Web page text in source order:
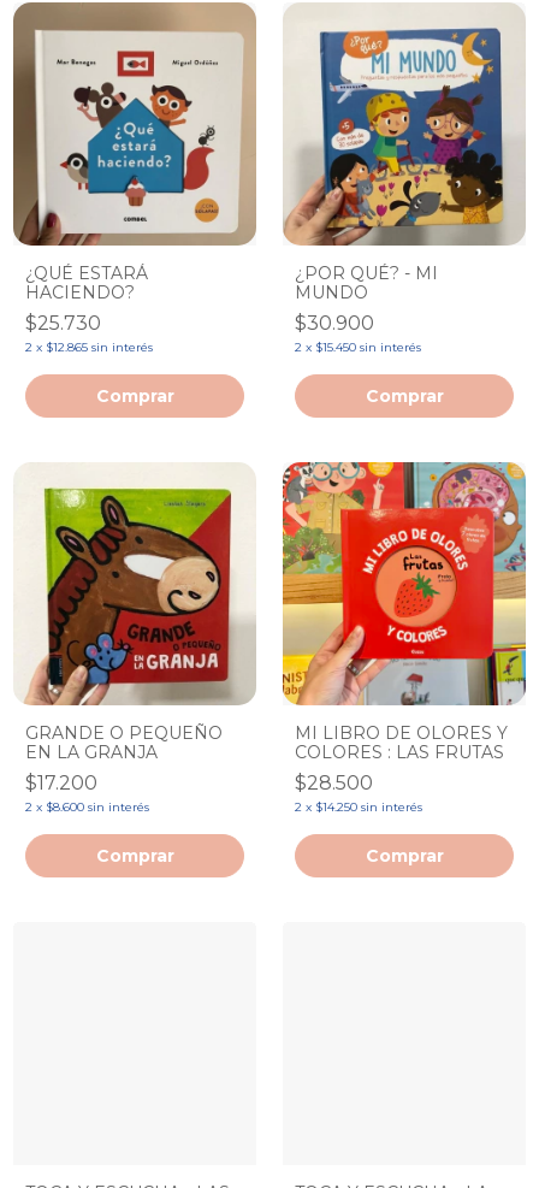
¿QUÉ ESTARÁ
HACIENDO?
$25.730
2 x $12.865 sin interés
¿POR QUÉ? - MI
MUNDO
$30.900
2 x $15.450 sin interés
GRANDE O PEQUEÑO
EN LA GRANJA
$17.200
2 x $8.600 sin interés
MI LIBRO DE OLORES Y
COLORES : LAS FRUTAS
$28.500
2 x $14.250 sin interés